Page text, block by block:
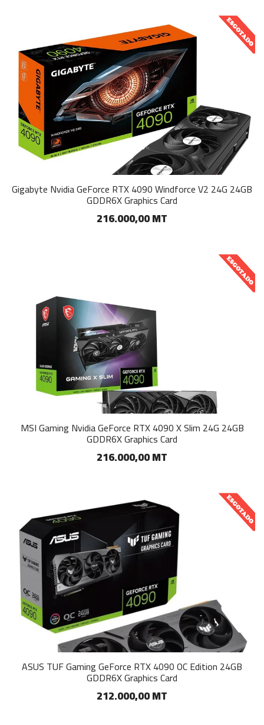
Gigabyte Nvidia GeForce RTX 4090 Windforce V2 24G 24GB
GDDR6X Graphics Card
216.000,00 MT
MSI Gaming Nvidia GeForce RTX 4090 X Slim 24G 24GB
GDDR6X Graphics Card
216.000,00 MT
ASUS TUF Gaming GeForce RTX 4090 OC Edition 24GB
GDDR6X Graphics Card
212.000,00 MT